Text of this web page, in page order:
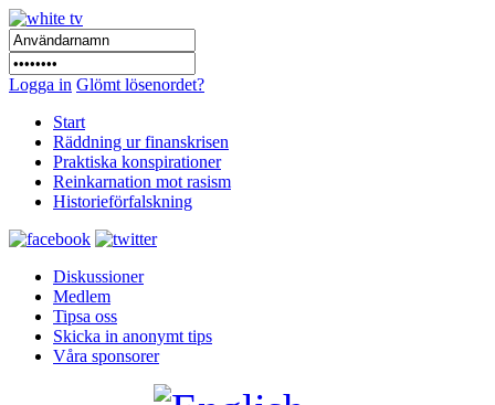
Logga in Glömt lösenordet?
Start
Räddning ur finanskrisen
Praktiska konspirationer
Reinkarnation mot rasism
Historieförfalskning
Diskussioner
Medlem
Tipsa oss
Skicka in anonymt tips
Våra sponsorer